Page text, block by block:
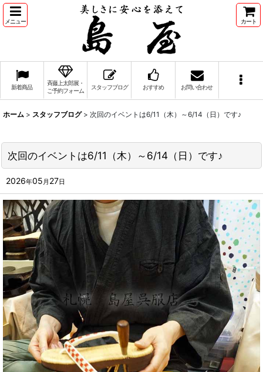
メニュー カート
新着商品
斉藤上太郎展・
ご予約フォーム
スタッフブログ おすすめ お問い合わせ
ホーム > スタッフブログ > 次回のイベントは6/11（木）～6/14（日）です♪
次回のイベントは6/11（木）～6/14（日）です♪
2026年05 月 27日